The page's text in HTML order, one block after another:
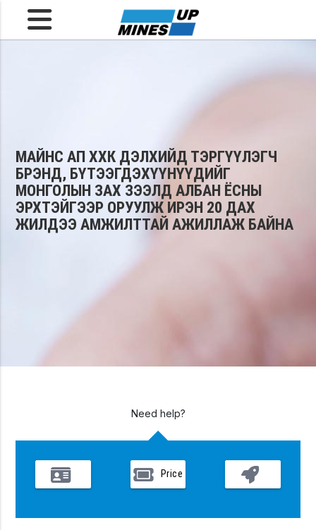
МАЙНС АП ХХК ДЭЛХИЙД ТЭРГҮҮЛЭГЧ
БРЭНД, БҮТЭЭГДЭХҮҮНҮҮДИЙГ
МОНГОЛЫН ЗАХ ЗЭЭЛД АЛБАН ЁСНЫ
ЭРХТЭЙГЭЭР ОРУУЛЖ ИРЭН 20 ДАХ
ЖИЛДЭЭ АМЖИЛТТАЙ АЖИЛЛАЖ БАЙНА
Need help?
Vacancies
Price
offer
Cooperate